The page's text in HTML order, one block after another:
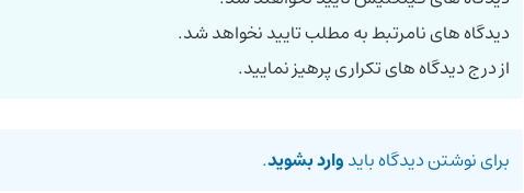
دیدگاه های نامرتبط به مطلب تایید نخواهد شد.
از درج دیدگاه های تکراری پرهیز نمایید.
برای نوشتن دیدگاه بایدوارد بشوید.